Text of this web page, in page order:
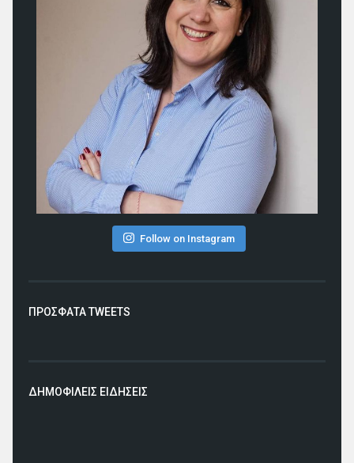
Follow on Instagram
ΠΡΟΣΦΑΤΑ TWEETS
ΔΗΜΟΦΙΛΕΙΣ ΕΙΔΗΣΕΙΣ